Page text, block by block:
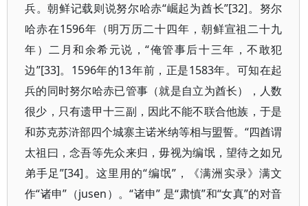
兵。朝鲜记载则说努尔哈赤“崛起为酋长”[32]。努尔
哈赤在1596年（明万历二十四年，朝鲜宣祖二十九
年）二月和余希元说，“俺管事后十三年，不敢犯
边”[33]。1596年的13年前，正是1583年。可知在起
兵的同时努尔哈赤已管事（就是自立为酋长），人数
很少，只有遗甲十三副，因此不能不联合他族，于是
和苏克苏浒部四个城寨主诺米纳等相与盟誓。“四酋谓
太祖曰，念吾等先众来归，毋视为编氓，望待之如兄
弟手足”[34]。这里用的“编氓”，《满洲实录》满文
作“诸申”（jusen）。“诸申” 是“肃慎”和“女真”的对音